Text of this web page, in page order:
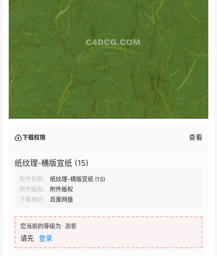
下载权限 查看
纸纹理-横版宣纸 (15)
附件名称：
纸纹理-横版宣纸 (15)
附件版权：
附件版权
下载地址：
百度网盘
您当前的等级为 游客
请先 登录